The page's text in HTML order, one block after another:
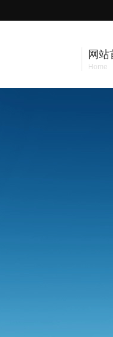
网站
Home